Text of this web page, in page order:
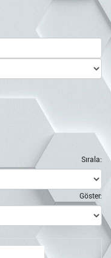
Sırala:
Göster: